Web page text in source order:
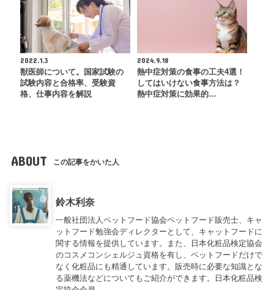
2022.1.3
獣医師について。国家試験の
試験内容と合格率、受験資
格、仕事内容を解説
2024.9.18
熱中症対策の食事の工夫4選！
してはいけない食事方法は？
熱中症対策に効果的…
ABOUT この記事をかいた人
鈴木利奈
一般社団法人ペットフード協会ペットフード販売士、キャ
ットフード勉強会ディレクターとして、キャットフードに
関する情報を提供しています。また、日本化粧品検定協会
のコスメコンシェルジュ資格を有し、ペットフードだけで
なく化粧品にも精通しています。販売時に必要な知識とな
る薬機法などについてもご紹介ができます。日本化粧品検